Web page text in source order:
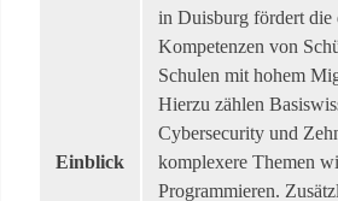
Einblick
in Duisburg fördert die
Kompetenzen von
Schulen mit hohem
Hierzu zählen
Cybersecurity und
komplexere Themen
Programmieren.